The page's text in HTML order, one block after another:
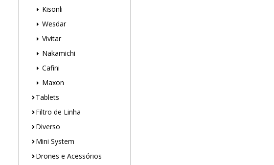
Kisonli
Wesdar
Vivitar
Nakamichi
Cafini
Maxon
Tablets
Filtro de Linha
Diverso
Mini System
Drones e Acessórios